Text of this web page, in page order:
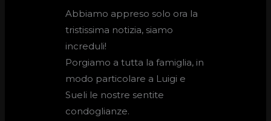
Abbiamo appreso solo ora la
tristissima notizia, siamo
increduli!
Porgiamo a tutta la famiglia, in
modo particolare a Luigi e
Sueli le nostre sentite
condoglianze.